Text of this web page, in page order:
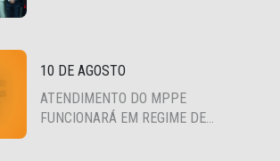
10 DE AGOSTO
ATENDIMENTO DO MPPE
FUNCIONARÁ EM REGIME DE